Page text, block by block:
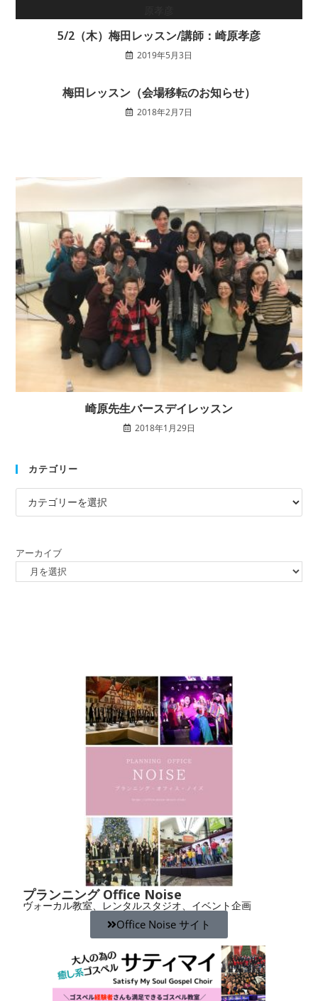
5/2（木）梅田レッスン/講師：崎原孝彦
2019年5月3日
梅田レッスン（会場移転のお知らせ）
2018年2月7日
崎原先生バースデイレッスン
2018年1月29日
カテゴリー
アーカイブ
プランニング Office Noise
ヴォーカル教室、レンタルスタジオ、イベント企画
Office Noise サイト